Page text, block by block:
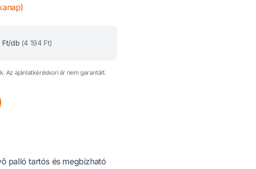
Ft/db (4 194Ft)
Az ajánlatkéréskori ár nem garantált.
palló tartós és megbízható